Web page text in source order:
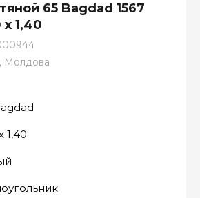
65 Bagdad 1567
1,40
Молдова
1,40